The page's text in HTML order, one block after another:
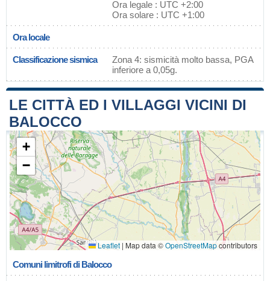
Ora legale : UTC +2:00
Ora solare : UTC +1:00
Ora locale
Classificazione sismica
Zona 4: sismicità molto bassa, PGA
inferiore a 0,05g.
LE CITTÀ ED I VILLAGGI VICINI DI
BALOCCO
+
−
Leaflet | Map data ©OpenStreetMapcontributors
Comuni limitrofi di Balocco